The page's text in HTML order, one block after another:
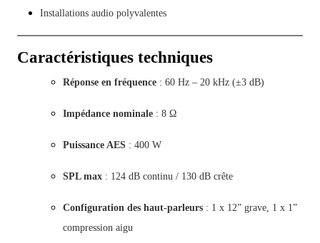
Installations audio polyvalentes
Caractéristiques techniques
Réponse en fréquence : 60 Hz – 20 kHz (±3 dB)
Impédance nominale : 8 Ω
Puissance AES : 400 W
SPL max : 124 dB continu / 130 dB crête
Configuration des haut-parleurs : 1 x 12” grave, 1 x 1”
compression aigu